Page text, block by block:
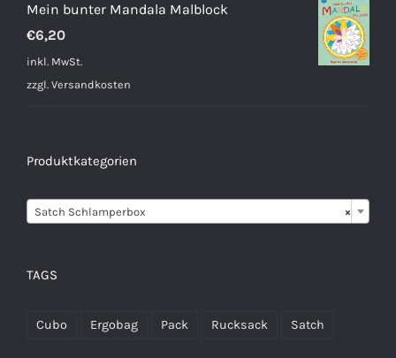
Mein bunter Mandala Malblock
€6,20
inkl. MwSt.
zzgl. Versandkosten
Produktkategorien
×
Satch Schlamperbox
TAGS
Cubo Ergobag Pack Rucksack Satch